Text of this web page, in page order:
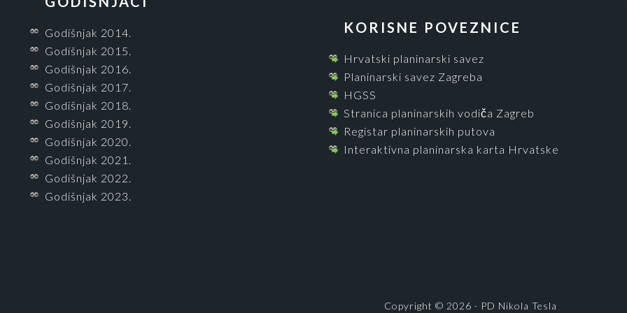
Godišnjak 2014.
Godišnjak 2015.
Godišnjak 2016.
Godišnjak 2017.
Godišnjak 2018.
Godišnjak 2019.
Godišnjak 2020.
Godišnjak 2021.
Godišnjak 2022.
Godišnjak 2023.
KORISNE POVEZNICE
Hrvatski planinarski savez
Planinarski savez Zagreba
HGSS
Stranica planinarskih vodiča Zagreb
Registar planinarskih putova
Interaktivna planinarska karta Hrvatske
Copyright © 2026 · PD Nikola Tesla